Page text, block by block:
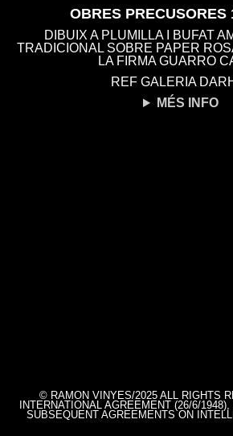
OBRES PRECUSORES
DIBUIX A PLUMILLA I BUFAT
TRADICIONAL SOBRE PAPER
LA FIRMA GUARRO
REF GALERIA
MÉS INFO
© RAMON VINYES/2025 ALL RIGHTS
INTERNATIONAL AGREEMENT (26/6/
SUBSEQUENT AGREEMENTS ON